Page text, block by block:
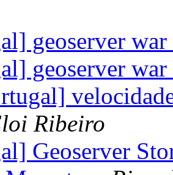
geoserver war
geoserver war
Ribeiro
Geoserver